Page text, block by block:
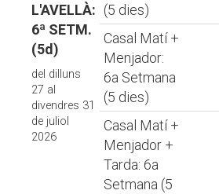
L'AVELLÀ:
6ª SETM.
(5d)
del dilluns
27 al
divendres 31
de juliol
2026
(5 dies)
Casal Matí +
Menjador:
6a Setmana
(5 dies)
Casal Matí +
Menjador +
Tarda: 6a
Setmana (5